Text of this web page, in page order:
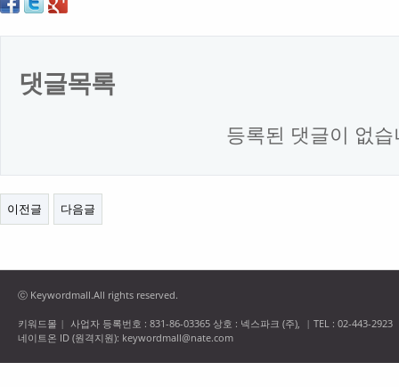
댓글목록
등록된 댓글이 없
이전글 다음글
ⓒ Keywordmall.All rights reserved.
키워드몰 | 사업자 등록번호 : 831-86-03365 상호 : 넥스파크 (주), | TEL : 02-443-2923
네이트온 ID (원격지원): keywordmall@nate.com